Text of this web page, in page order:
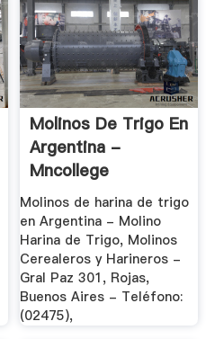
Molinos De Trigo En
Argentina -
Mncollege
Molinos de harina de trigo
en Argentina - Molino
Harina de Trigo, Molinos
Cerealeros y Harineros -
Gral Paz 301, Rojas,
Buenos Aires - Teléfono:
(02475),